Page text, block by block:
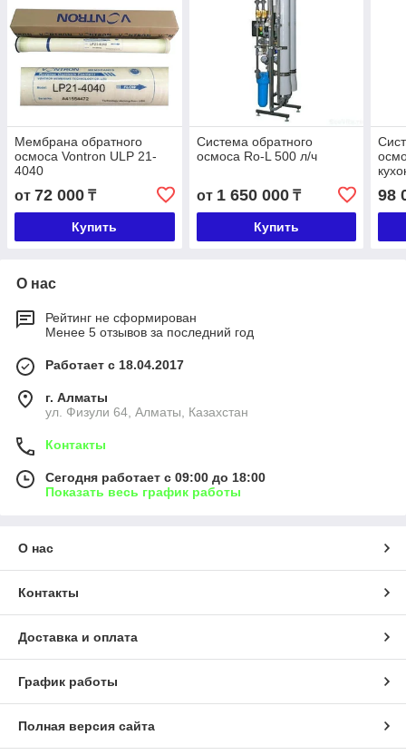
Мембрана обратного
осмоса Vontron ULP 21-
4040
от 72 000 ₸
Купить
Система обратного
осмоса Ro-L 500 л/ч
от 1 650 000₸
Купить
98
О нас
Рейтинг не сформирован
Менее 5 отзывов за последний год
Работает с 18.04.2017
г. Алматы
ул. Физули 64, Алматы, Казахстан
Контакты
Сегодня работает с 09:00 до 18:00
Показать весь график работы
О нас
Контакты
Доставка и оплата
График работы
Полная версия сайта